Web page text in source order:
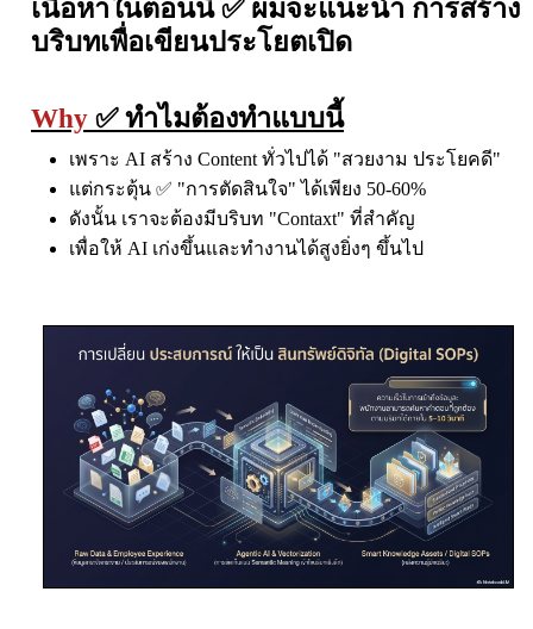
เนื้อหาในตอนนี้ ✅ ผมจะแนะนำ การสร้าง
บริบทเพื่อเขียนประโยตเปิด
Why ✅ ทำไมต้องทำแบบนี้
เพราะ AI สร้าง Content ทั่วไปได้ "สวยงาม ประโยคดี"
แต่กระตุ้น ✅ "การตัดสินใจ" ได้เพียง 50-60%
ดังนั้น เราจะต้องมีบริบท "Contaxt" ที่สำคัญ
เพื่อให้ AI เก่งขึ้นและทำงานได้สูงยิ่งๆ ขึ้นไป